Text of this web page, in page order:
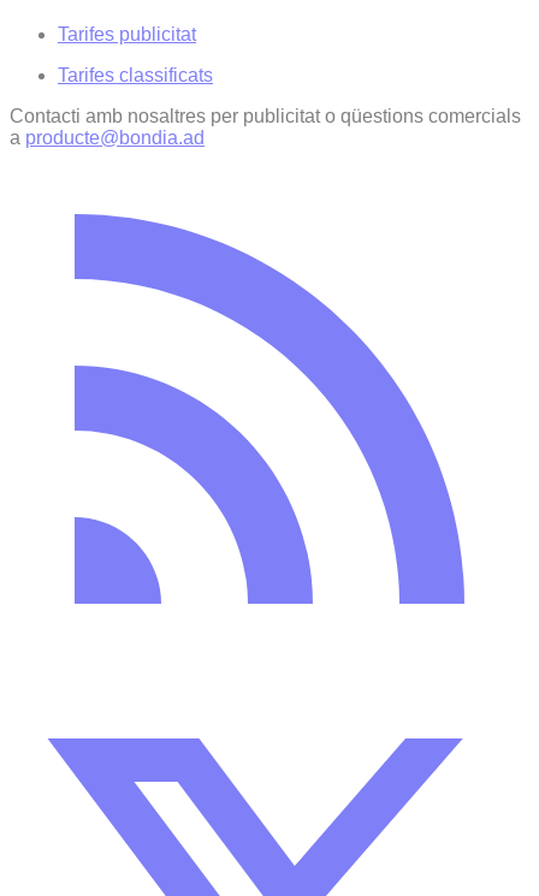
Tarifes publicitat
Tarifes classificats
Contacti amb nosaltres per publicitat o qüestions comercials
a producte@bondia.ad